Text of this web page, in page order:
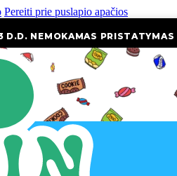
Pereiti prie puslapio apačios
D.D. NEMOKAMAS PRISTATYMAS